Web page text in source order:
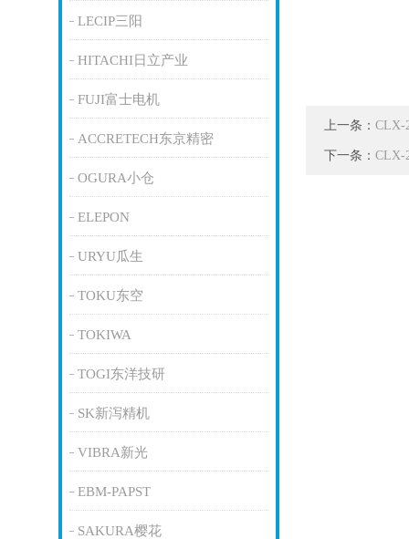
LECIP三阳
HITACHI日立产业
FUJI富士电机
ACCRETECH东京精密
OGURA小仓
ELEPON
URYU瓜生
TOKU东空
TOKIWA
TOGI东洋技研
SK新泻精机
VIBRA新光
EBM-PAPST
SAKURA樱花
上一条： CLX-
下一条： CLX-